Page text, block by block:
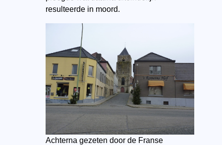
resulteerde in moord.
Achterna gezeten door de Franse